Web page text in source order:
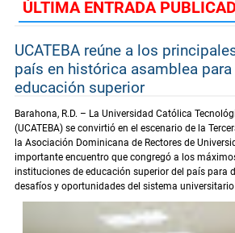
ÚLTIMA ENTRADA
UCATEBA reúne a los
país en histórica asamblea
educación superior
Barahona, R.D. – La Universidad Católica
(UCATEBA) se convirtió en el escenario de la
la Asociación Dominicana de Rectores de
importante encuentro que congregó a los
instituciones de educación superior del país para
desafíos y oportunidades del sistema